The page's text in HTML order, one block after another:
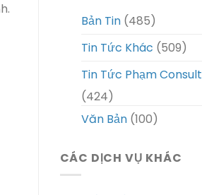
Bản Tin(485)
Tin Tức Khác (509)
Tin Tức Phạm Consult
(424)
Văn Bản(100)
CÁC DỊCH VỤ KHÁC